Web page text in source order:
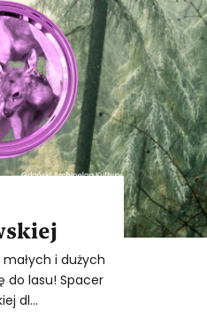
i dużych
do lasu! Spacer
dl...